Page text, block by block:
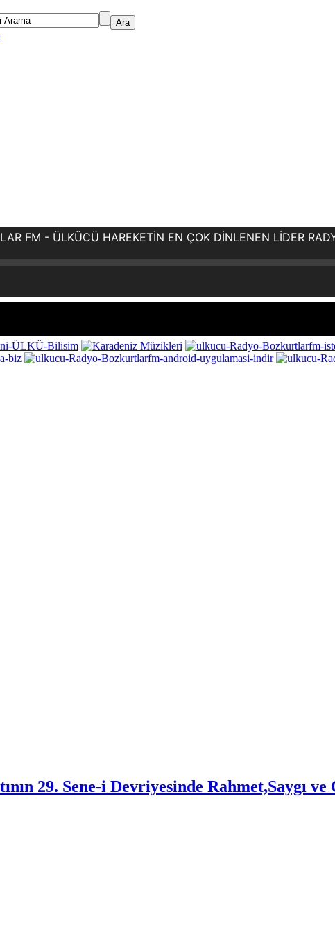
29. Sene-i Devriyesinde Rahmet,Saygı ve